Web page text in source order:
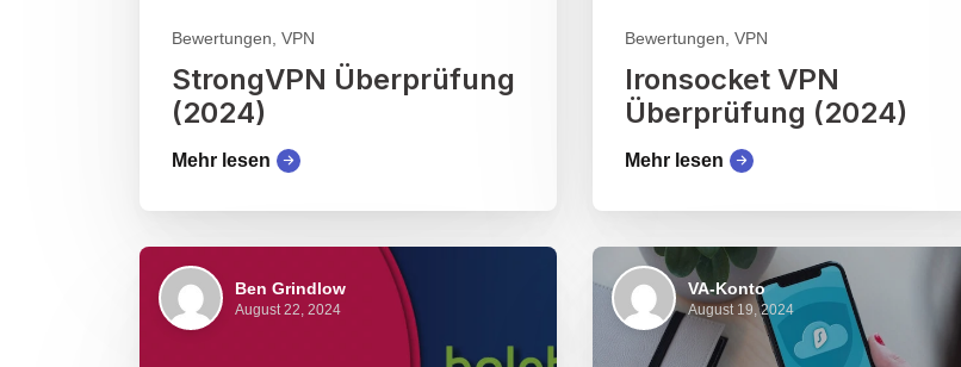
Bewertungen, VPN
StrongVPN Überprüfung
(2024)
Mehr lesen
Bewertungen, VPN
Ironsocket VPN
Überprüfung (2024)
Mehr lesen
Ben Grindlow
August 22, 2024
VA-Konto
August 19, 2024